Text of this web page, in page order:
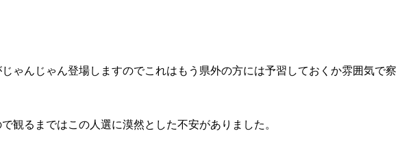
ゃんじゃん登場しますのでこれはもう県外の方には予習しておくか雰囲気で察
観るまではこの人選に漠然とした不安がありました。